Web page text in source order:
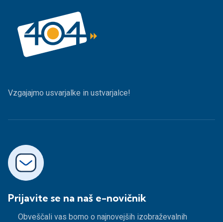
Vzgajajmo usvarjalke in ustvarjalce!
Prijavite se na naš e-novičnik
Obveščali vas bomo o najnovejših izobraževalnih